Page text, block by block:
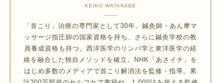
KEIKO WATANABE
「首こり」治療の専門家として30年。鍼灸師・あん摩マ
ッサージ指圧師の国家資格を持ち、さらに鍼灸学校の教
員養成資格も持つ。西洋医学のリンパ学と東洋医学の経
絡を融合した独自メソッドを確立。NHK「あさイチ」を
はじめ多数のメディアで首こり解消法を監修・指導。累